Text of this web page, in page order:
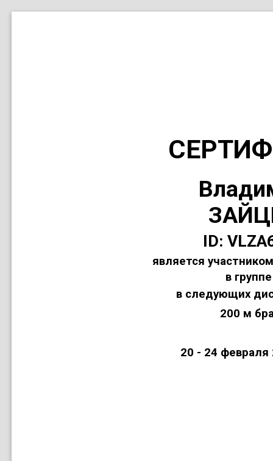
ID:
является
в
в следующих
200 м
20 - 24 февраля